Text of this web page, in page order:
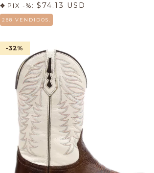
PIX -%: $74.13 USD
288 VENDIDOS.
-32%